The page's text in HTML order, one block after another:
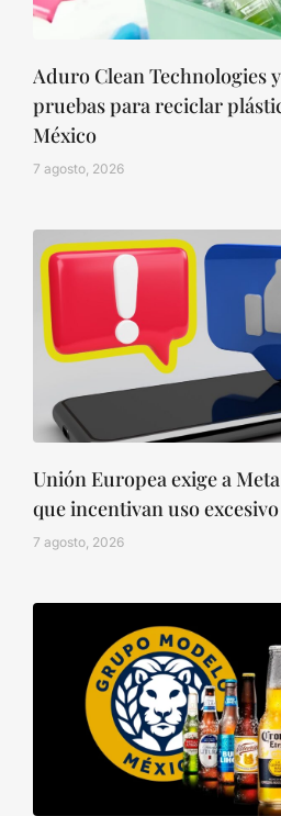
Aduro Clean Technologies
pruebas para reciclar
México
7 agosto, 2026
Unión Europea exige a
que incentivan uso excesivo
7 agosto, 2026